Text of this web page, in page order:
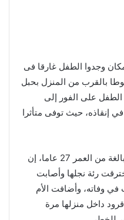
وجدوا الطفل غارقا فى
بالقرب من المنزل بحبل
على الفور إلى
إنقاذه، حيث توفى متأثرا
وقالت والدته داراني سريشان، البالغة من العمر 27 عاما، إن
رئة نجلها وأصابت
وفاته، وأضافت الأم
داخل منزلها مرة